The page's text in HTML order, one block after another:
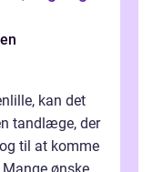
kan det
tandlæge, der
til at komme